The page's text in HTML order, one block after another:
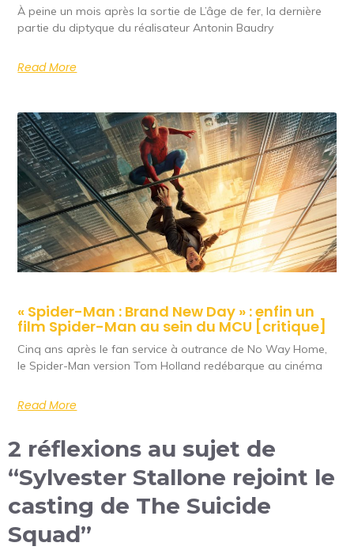
À peine un mois après la sortie de L’âge de fer, la dernière
partie du diptyque du réalisateur Antonin Baudry
Read More
« Spider-Man : Brand New Day » : enfin un
film Spider-Man au sein du MCU [critique]
Cinq ans après le fan service à outrance de No Way Home,
le Spider-Man version Tom Holland redébarque au cinéma
Read More
2 réflexions au sujet de
“Sylvester Stallone rejoint le
casting de The Suicide
Squad”